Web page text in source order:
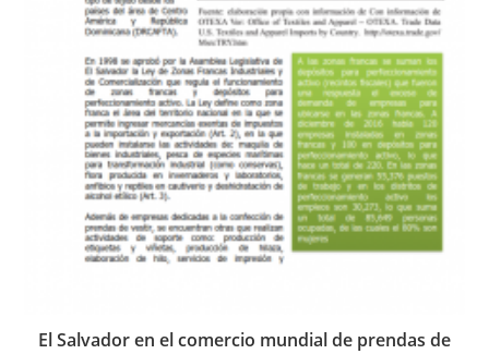
El Salvador en el comercio mundial de prendas de